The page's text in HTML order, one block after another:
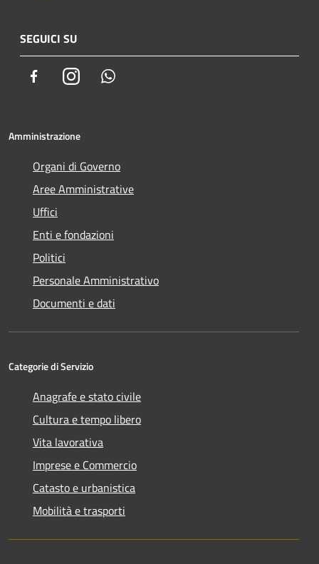
SEGUICI SU
FacebookInstagram
Amministrazione
Organi di Governo
Aree Amministrative
Uffici
Enti e fondazioni
Politici
Personale Amministrativo
Documenti e dati
Categorie di Servizio
Anagrafe e stato civile
Cultura e tempo libero
Vita lavorativa
Imprese e Commercio
Catasto e urbanistica
Mobilità e trasporti